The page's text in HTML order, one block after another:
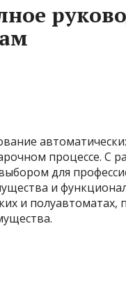
процессе. С
для
и
и полуавтоматах,